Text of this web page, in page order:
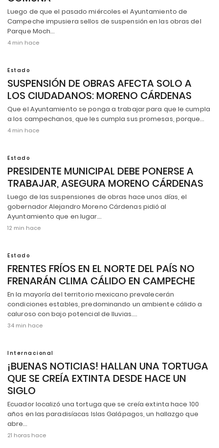
Luego de que el pasado miércoles el Ayuntamiento de
Campeche impusiera sellos de suspensión en las obras del
Parque Moch…
4 min hace
Estado
SUSPENSIÓN DE OBRAS AFECTA SOLO A
LOS CIUDADANOS: MORENO CÁRDENAS
Que el Ayuntamiento se ponga a trabajar para que le cumpla
a los campechanos, que les cumpla sus promesas, porque…
4 min hace
Estado
PRESIDENTE MUNICIPAL DEBE PONERSE A
TRABAJAR, ASEGURA MORENO CÁRDENAS
Luego de las suspensiones de obras hace unos días, el
gobernador Alejandro Moreno Cárdenas pidió al
Ayuntamiento que en lugar…
12 min hace
Estado
FRENTES FRÍOS EN EL NORTE DEL PAÍS NO
FRENARÁN CLIMA CÁLIDO EN CAMPECHE
En la mayoría del territorio mexicano prevalecerán
condiciones estables, predominando un ambiente cálido a
caluroso con bajo potencial de lluvias.…
34 min hace
Internacional
¡BUENAS NOTICIAS! HALLAN UNA TORTUGA
QUE SE CREÍA EXTINTA DESDE HACE UN
SIGLO
Ecuador localizó una tortuga que se creía extinta hace 100
años en las paradisíacas Islas Galápagos, un hallazgo que
abre…
21 horas hace